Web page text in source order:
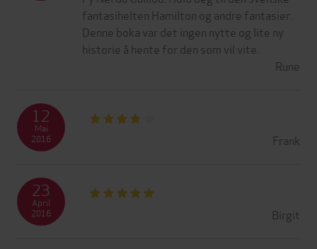
fantasihelten Hamilton og andre fantasier.
Denne boka var det ingen nytte og lite ny
historie å hente for den som vil vite.
Rune
Frank
12
Mai
2016
Birgit
23
April
2016